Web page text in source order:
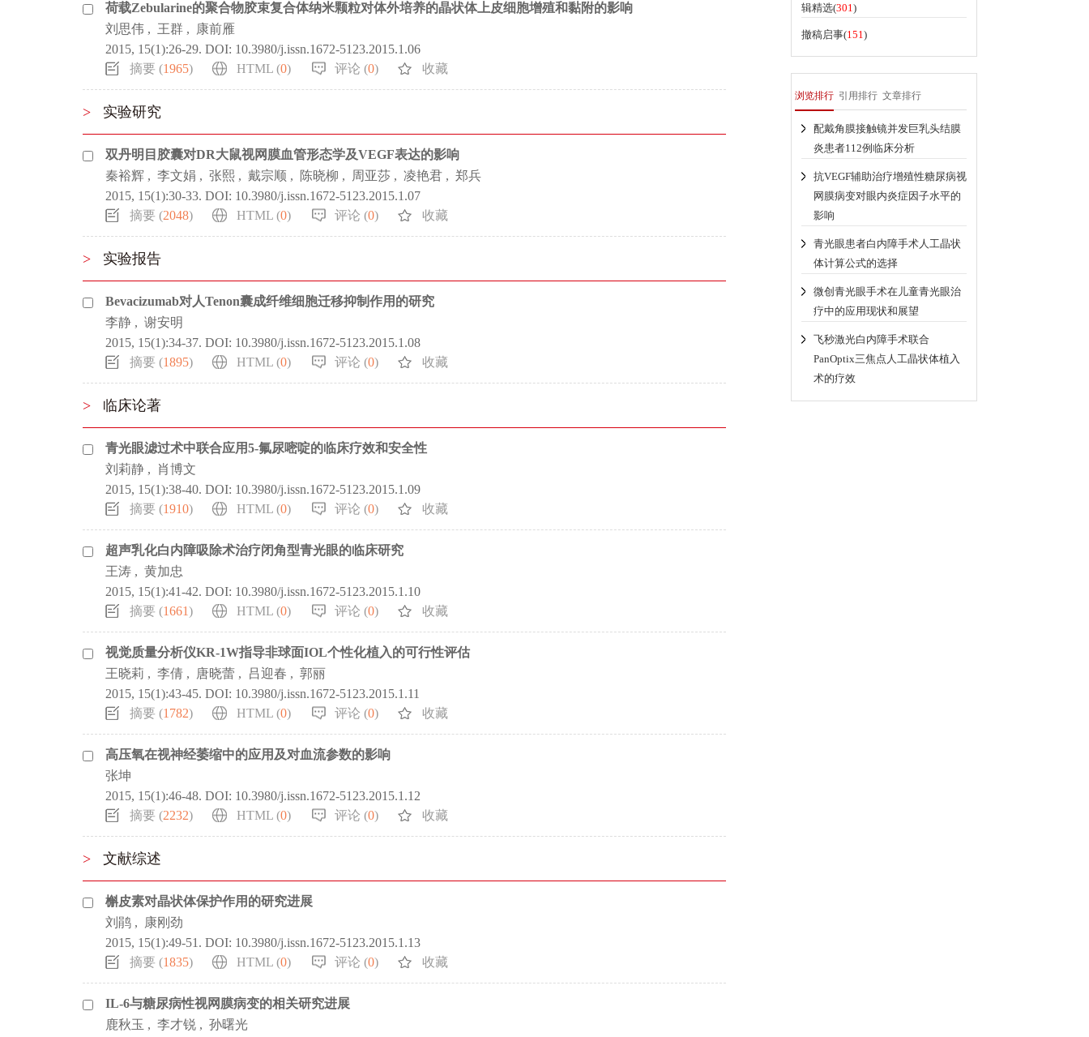
荷载Zebularine的聚合物胶束复合体纳米颗粒对体外培养的晶状体上皮细胞增殖和黏附的影响
刘思伟 , 王群 ,
康前雁
2015, 15(1):26-29. DOI: 10.3980/j.issn.1672-5123.2015.1.06
摘要 (1965) HTML (0) 评论 (0) 收藏
> 实验研究
双丹明目胶囊对DR大鼠视网膜血管形态学及VEGF表达的影响
秦裕辉 , 李文娟 , 张熙 , 戴宗顺 , 陈晓柳 , 周亚莎 , 凌艳君 , 郑兵
2015, 15(1):30-33. DOI: 10.3980/j.issn.1672-5123.2015.1.07
摘要 (2048) HTML (0) 评论 (0) 收藏
> 实验报告
Bevacizumab对人Tenon囊成纤维细胞迁移抑制作用的研究
李静 , 谢安明
2015, 15(1):34-37. DOI: 10.3980/j.issn.1672-5123.2015.1.08
摘要 (1895) HTML (0) 评论 (0) 收藏
> 临床论著
青光眼滤过术中联合应用5-氟尿嘧啶的临床疗效和安全性
刘莉静 ,
肖博文
2015, 15(1):38-40. DOI: 10.3980/j.issn.1672-5123.2015.1.09
摘要 (1910) HTML (0) 评论 (0) 收藏
超声乳化白内障吸除术治疗闭角型青光眼的临床研究
王涛 , 黄加忠
2015, 15(1):41-42. DOI: 10.3980/j.issn.1672-5123.2015.1.10
摘要 (1661) HTML (0) 评论 (0) 收藏
视觉质量分析仪KR-1W指导非球面IOL个性化植入的可行性评估
王晓莉 , 李倩 , 唐晓蕾 , 吕迎春 , 郭丽
2015, 15(1):43-45. DOI: 10.3980/j.issn.1672-5123.2015.1.11
摘要 (1782) HTML (0) 评论 (0) 收藏
高压氧在视神经萎缩中的应用及对血流参数的影响
张坤
2015, 15(1):46-48. DOI: 10.3980/j.issn.1672-5123.2015.1.12
摘要 (2232) HTML (0) 评论 (0) 收藏
> 文献综述
槲皮素对晶状体保护作用的研究进展
刘鹃 ,
康刚劲
2015, 15(1):49-51. DOI: 10.3980/j.issn.1672-5123.2015.1.13
摘要 (1835) HTML (0) 评论 (0) 收藏
IL-6与糖尿病性视网膜病变的相关研究进展
鹿秋玉 , 李才锐 , 孙曙光
辑精选(301)
撤稿启事(151)
浏览排行 引用排行 文章排行
配戴角膜接触镜并发巨乳头结膜
炎患者112例临床分析
抗VEGF辅助治疗增殖性糖尿病视
网膜病变对眼内炎症因子水平的
影响
青光眼患者白内障手术人工晶状
体计算公式的选择
微创青光眼手术在儿童青光眼治
疗中的应用现状和展望
飞秒激光白内障手术联合
PanOptix三焦点人工晶状体植入
术的疗效